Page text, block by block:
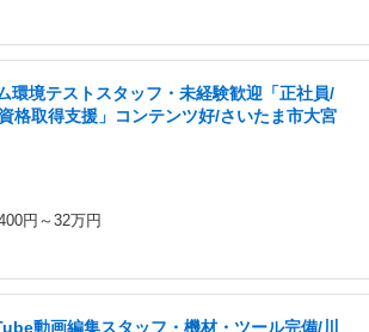
環境テストスタッフ・未経験歓迎「正社員/
格取得支援」コンテンツ好/さいたま市大宮
円～32万円
動画編集スタッフ・機材・ツール完備/川